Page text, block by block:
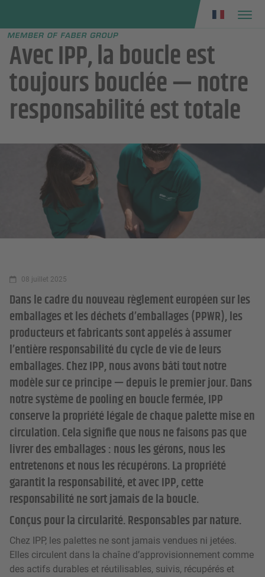
menu
Avec IPP, la boucle est
toujours bouclée — notre
responsabilité est totale
08 juillet 2025
Dans le cadre du nouveau règlement européen sur les
emballages et les déchets d’emballages (PPWR), les
producteurs et fabricants sont appelés à assumer
l’entière responsabilité du cycle de vie de leurs
emballages. Chez IPP, nous avons bâti tout notre
modèle sur ce principe — depuis le premier jour. Dans
notre système de pooling en boucle fermée, IPP
conserve la propriété légale de chaque palette mise en
circulation. Cela signifie que nous ne faisons pas que
livrer des emballages : nous les gérons, nous les
entretenons et nous les récupérons. La propriété
garantit la responsabilité, et avec IPP, cette
responsabilité ne sort jamais de la boucle.
Conçus pour la circularité. Responsables par nature.
Chez IPP, les palettes ne sont jamais vendues ni jetées.
Elles circulent dans la chaîne d’approvisionnement comme
des actifs durables et réutilisables, suivis, récupérés et